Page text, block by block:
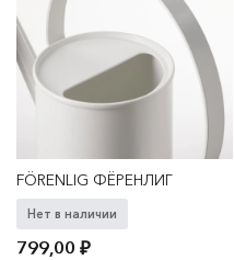
FÖRENLIG ФЁРЕНЛИГ
Нет в наличии
799,00₽